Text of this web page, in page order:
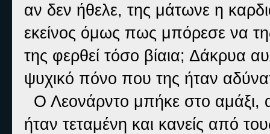
αν δεν ήθελε, της μάτωνε η
εκείνος όμως πως μπόρεσε να
της φερθεί τόσο βίαια; Δάκρυα
ψυχικό πόνο που της ήταν
Ο Λεονάρντο μπήκε στο αμάξι,
ήταν τεταμένη και κανείς από